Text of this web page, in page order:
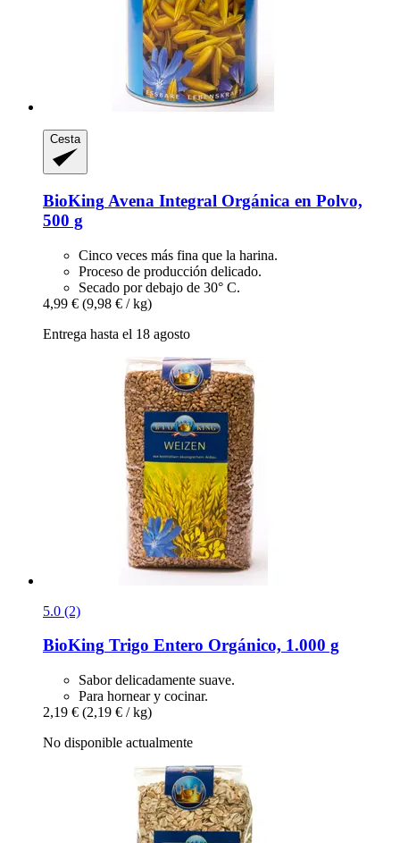
Cesta
BioKing Avena Integral Orgánica en Polvo,
500 g
Cinco veces más fina que la harina.
Proceso de producción delicado.
Secado por debajo de 30° C.
4,99 € (9,98 € / kg)
Entrega hasta el 18 agosto
5.0 (2)
BioKing Trigo Entero Orgánico, 1.000 g
Sabor delicadamente suave.
Para hornear y cocinar.
2,19 € (2,19 € / kg)
No disponible actualmente